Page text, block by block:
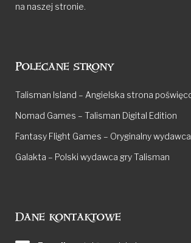
na naszej stronie.
Polecane strony
Talisman Island – Angielska strona
Nomad Games – Talisman Digital Edition
Fantasy Flight Games – Oryginalny
Galakta – Polski wydawca gry Talisman
Dane kontaktowe